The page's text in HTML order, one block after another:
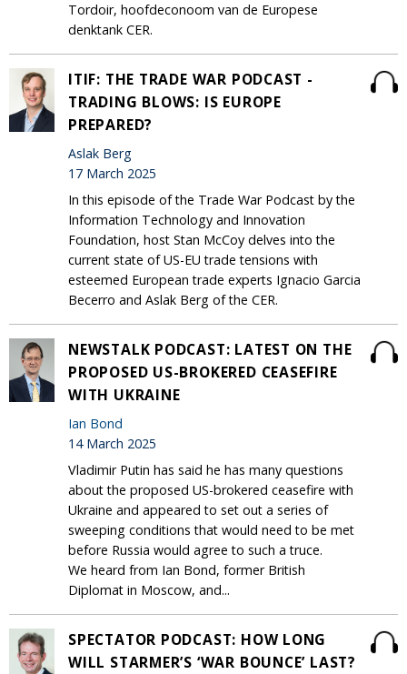
Tordoir, hoofdeconoom van de Europese
denktank CER.
ITIF: THE TRADE WAR PODCAST -
TRADING BLOWS: IS EUROPE
PREPARED?
Aslak Berg
17 March 2025
In this episode of the Trade War Podcast by the
Information Technology and Innovation
Foundation, host Stan McCoy delves into the
current state of US-EU trade tensions with
esteemed European trade experts Ignacio Garcia
Becerro and Aslak Berg of the CER.
NEWSTALK PODCAST: LATEST ON THE
PROPOSED US-BROKERED CEASEFIRE
WITH UKRAINE
Ian Bond
14 March 2025
Vladimir Putin has said he has many questions
about the proposed US-brokered ceasefire with
Ukraine and appeared to set out a series of
sweeping conditions that would need to be met
before Russia would agree to such a truce.
We heard from Ian Bond, former British
Diplomat in Moscow, and...
SPECTATOR PODCAST: HOW LONG
WILL STARMER’S ‘WAR BOUNCE’ LAST?